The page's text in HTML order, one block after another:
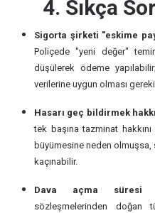
4. Sıkça
Sigorta şirketi "eskime
Poliçede "yeni değer"
düşülerek ödeme
verilerine uygun olması
Hasarı geç bildirmek
tek başına tazminat
büyümesine neden
kaçınabilir.
Dava açma süresi
sözleşmelerinden doğan